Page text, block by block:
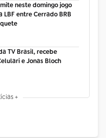
neste domingo jogo
LBF entre Cerrado BRB
TV Brasil, recebe
e Jonas Bloch
+